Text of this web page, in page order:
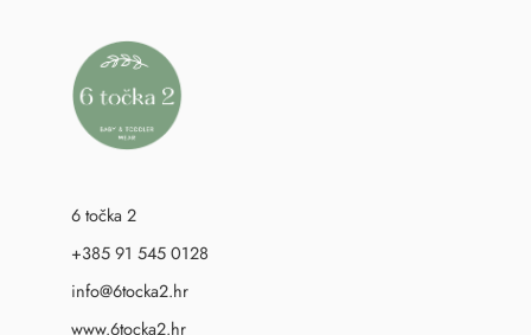
6 točka 2
+385 91 545 0128
info@6tocka2.hr
www.6tocka2.hr